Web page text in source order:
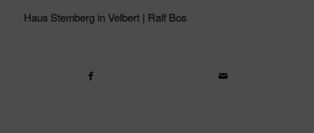
Haus Stemberg in Velbert | Ralf Bos